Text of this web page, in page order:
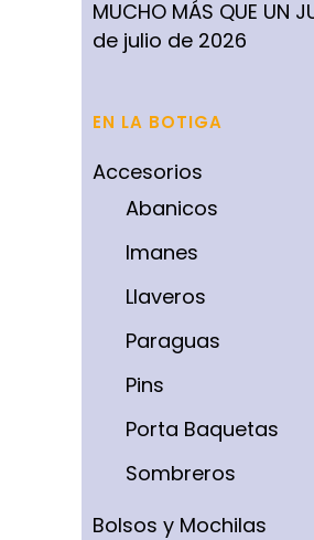
MUCHO MÁS QUE UN
de julio de 2026
EN LA BOTIGA
Accesorios
Abanicos
Imanes
Llaveros
Paraguas
Pins
Porta Baquetas
Sombreros
Bolsos y Mochilas